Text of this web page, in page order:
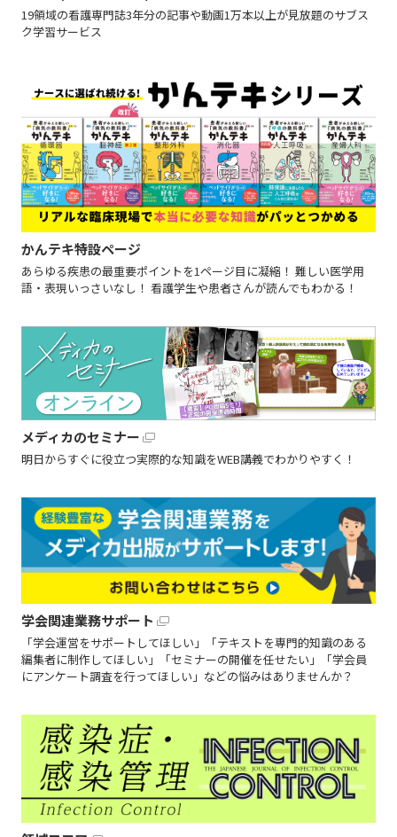
19領域の看護専門誌3年分の記事や動画1万本以上が見放題のサブス
ク学習サービス
かんテキ特設ページ
あらゆる疾患の最重要ポイントを1ページ目に凝縮！ 難しい医学用
語・表現いっさいなし！ 看護学生や患者さんが読んでもわかる！
メディカのセミナー
明日からすぐに役立つ実際的な知識をWEB講義でわかりやすく！
学会関連業務サポート
「学会運営をサポートしてほしい」「テキストを専門的知識のある
編集者に制作してほしい」「セミナーの開催を任せたい」「学会員
にアンケート調査を行ってほしい」などの悩みはありませんか？